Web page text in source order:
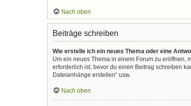
Nach oben
Beiträge schreiben
Wie erstelle ich ein neues Thema oder eine
Um ein neues Thema in einem Forum zu eröffnen,
erforderlich ist, bevor du einen Beitrag schreiben
Dateianhänge erstellen“ usw.
Nach oben